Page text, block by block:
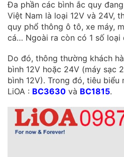
Đa phần các bình ắc quy
Việt Nam là loại 12V và 24V,
quy phổ thông ô tô, xe máy,
cá… Ngoài ra còn có 1 số loại
Do đó, thông thường khách
bình 12V hoặc 24V (máy sạc
bình 12V). Trong đó, tiêu
LiOA : BC3630 và BC1815.